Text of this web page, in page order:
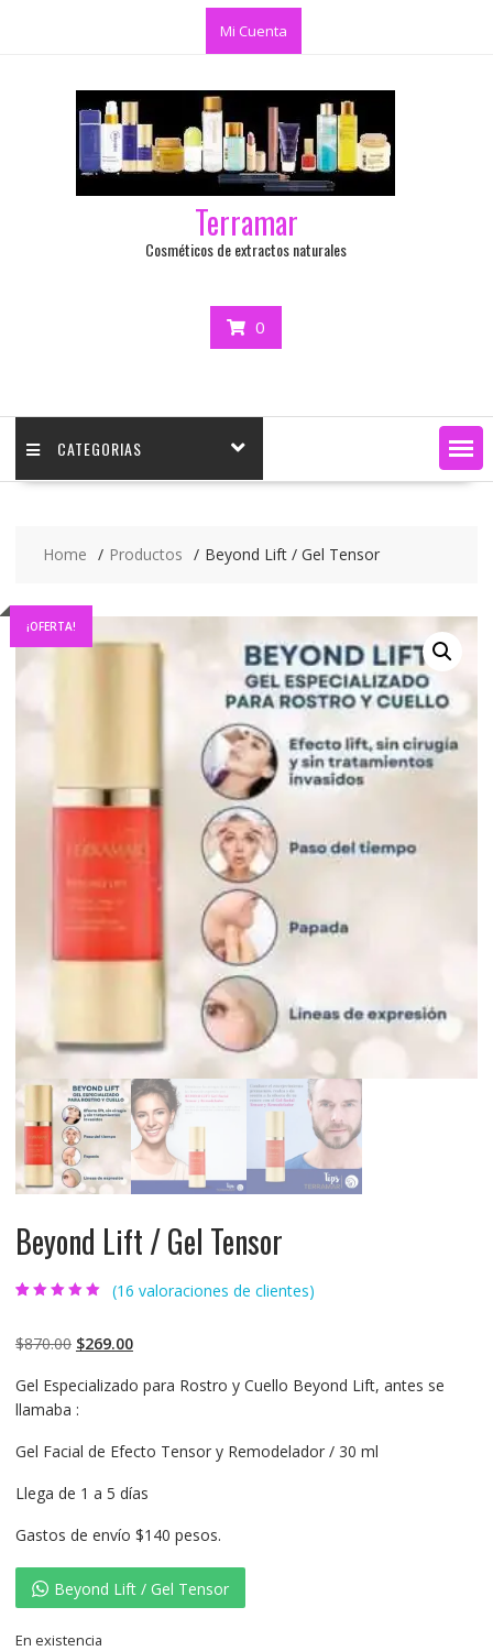
Mi Cuenta
Terramar
Cosméticos de extractos naturales
0
CATEGORIAS
Home Productos Beyond Lift / Gel Tensor
¡OFERTA!
Beyond Lift / Gel Tensor
basado en
puntuaciones
(16 valoraciones de clientes)
$870.00 $269.00
Gel Especializado para Rostro y Cuello Beyond Lift, antes se
llamaba :
Gel Facial de Efecto Tensor y Remodelador / 30 ml
Llega de 1 a 5 días
Gastos de envío $140 pesos.
Beyond Lift / Gel Tensor
En existencia